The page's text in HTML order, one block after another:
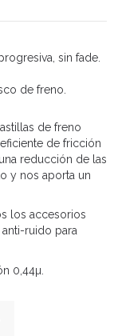
sin fade.
de freno.
de freno
de fricción
reducción de las
y nos aporta un
los accesorios
ruido para
0,44µ.